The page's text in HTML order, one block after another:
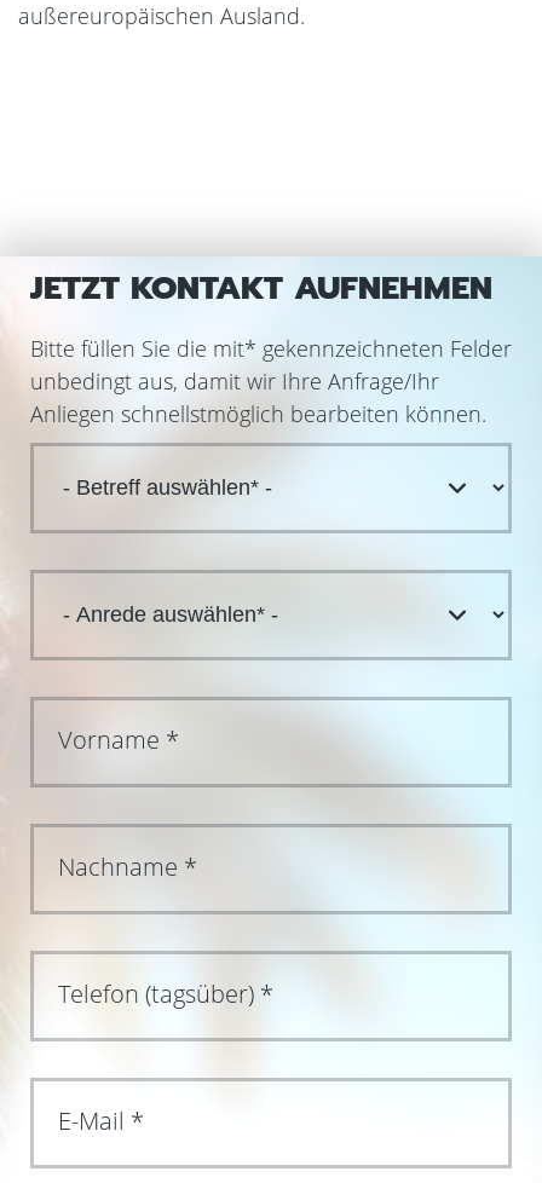
außereuropäischen Ausland.
JETZT KONTAKT AUFNEHMEN
Bitte füllen Sie die mit* gekennzeichneten Felder
unbedingt aus, damit wir Ihre Anfrage/Ihr
Anliegen schnellstmöglich bearbeiten können.